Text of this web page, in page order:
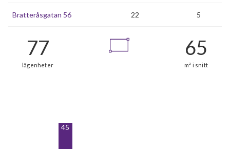
Bratteråsgatan 56 22 5
45